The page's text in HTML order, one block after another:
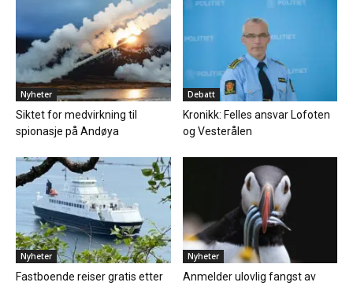
Nyheter
Siktet for medvirkning til
spionasje på Andøya
Debatt
Kronikk: Felles ansvar Lofoten
og Vesterålen
Nyheter
Fastboende reiser gratis etter
Nyheter
Anmelder ulovlig fangst av